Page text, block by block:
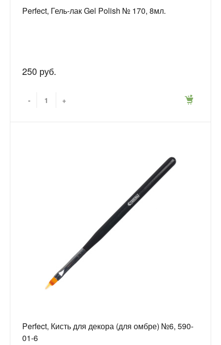
Perfect, Гель-лак Gel Polish № 170, 8мл.
250 руб.
- +
Perfect, Кисть для декора (для омбре) №6, 590-
01-6